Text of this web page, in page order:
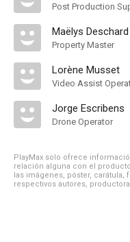
Maëlys Deschard
Property Master
Lorène Musset
Video Assist
Jorge Escribens
Drone Operator
PlayMax solo ofrece
relación alguna con el
las imágenes, póster,
respectivos autores,